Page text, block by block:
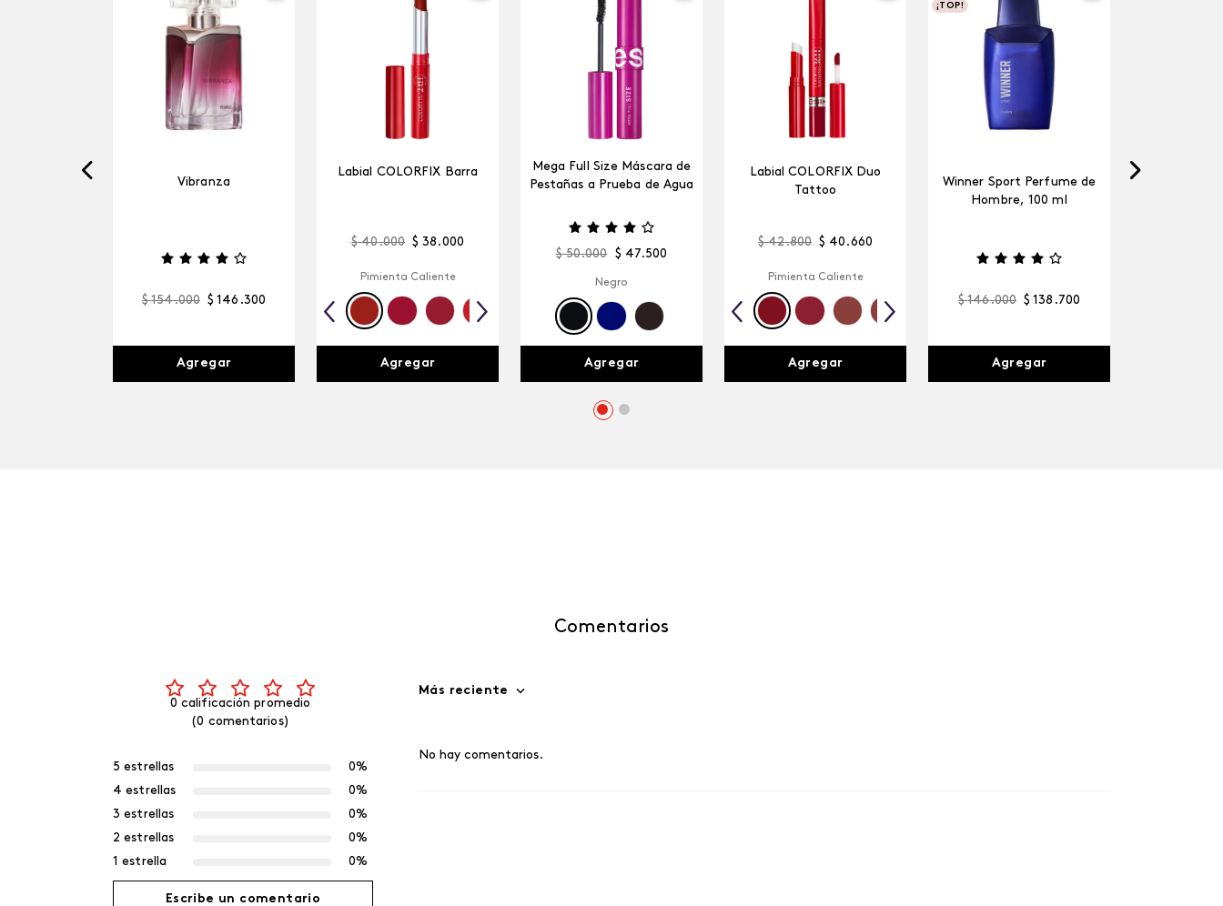
Vibranza
$ 154.000 $ 146 .300
Agregar
Labial COLORFIX Barra
$ 40.000 $ 38 .000
Pimienta Caliente
Agregar
Mega Full Size Máscara de
Pestañas a Prueba de Agua
$ 50.000 $ 47.500
Negro
Agregar
Labial COLORFIX Duo
Tattoo
$ 42.800 $ 40 .660
Pimienta Caliente
Agregar
¡TOP!
Winner Sport Perfume de
Hombre, 100 ml
$ 146.000 $ 138 .700
Agregar
Comentarios
0 calificación promedio
(0 comentarios)
5 estrellas
0%
4 estrellas
0%
3 estrellas
0%
2 estrellas
0%
1 estrella
0%
Escribe un comentario
Más reciente
No hay comentarios.